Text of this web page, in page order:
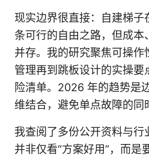
现实边界很直接：自建梯子
条可行的自由之路，但成本
并存。我的研究聚焦可操作
管理再到跳板设计的实操
险清单。2026 年的趋势是
维结合，避免单点故障的同
我查阅了多份公开资料与
并非仅看“方案好用”，而是